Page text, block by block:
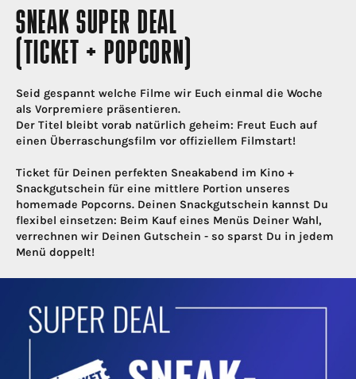
SNEAK SUPER DEAL
(TICKET + POPCORN)
Seid gespannt welche Filme wir Euch einmal die Woche
als Vorpremiere präsentieren.
Der Titel bleibt vorab natürlich geheim: Freut Euch auf
einen Überraschungsfilm vor offiziellem Filmstart!
Ticket für Deinen perfekten Sneakabend im Kino +
Snackgutschein für eine mittlere Portion unseres
homemade Popcorns. Deinen Snackgutschein kannst Du
flexibel einsetzen: Beim Kauf eines Menüs Deiner Wahl,
verrechnen wir Deinen Gutschein - so sparst Du in jedem
Menü doppelt!